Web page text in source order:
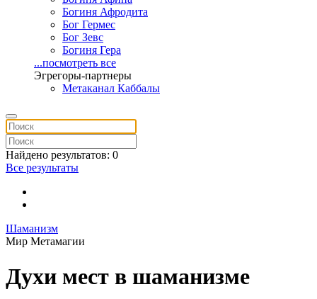
Богиня Афродита
Бог Гермес
Бог Зевс
Богиня Гера
...посмотреть все
Эгрегоры-партнеры
Метаканал Каббалы
Найдено результатов: 0
Все результаты
Шаманизм
Мир Метамагии
Духи мест в шаманизме